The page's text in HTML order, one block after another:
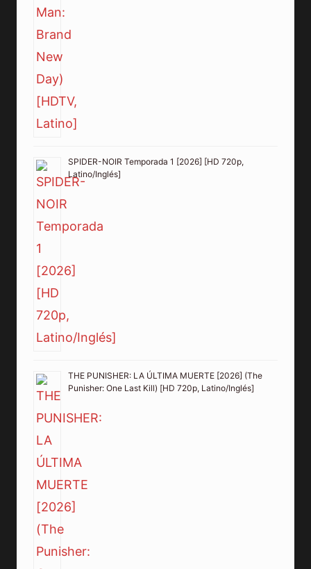
SPIDER-NOIR Temporada 1 [2026] [HD 720p,
Latino/Inglés]
THE PUNISHER: LA ÚLTIMA MUERTE [2026] (The
Punisher: One Last Kill) [HD 720p, Latino/Inglés]